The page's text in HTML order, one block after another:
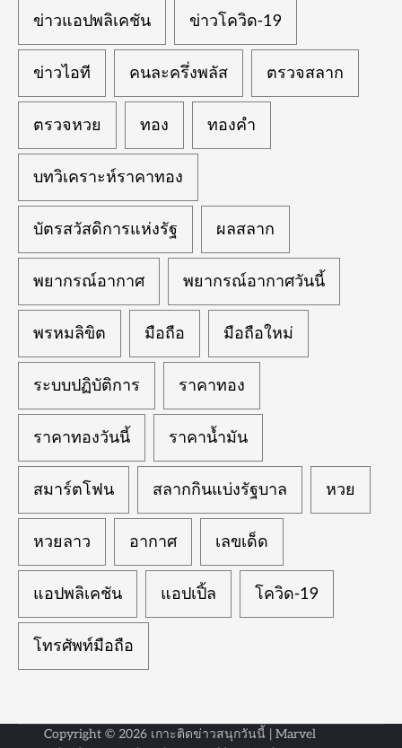
ข่าวแอปพลิเคชัน ข่าวโควิด-19
ข่าวไอที คนละครึ่งพลัส ตรวจสลาก
ตรวจหวย ทอง ทองคำ
บทวิเคราะห์ราคาทอง
บัตรสวัสดิการแห่งรัฐ ผลสลาก
พยากรณ์อากาศ พยากรณ์อากาศวันนี้
พรหมลิขิต มือถือ มือถือใหม่
ระบบปฏิบัติการ ราคาทอง
ราคาทองวันนี้ ราคาน้ำมัน
สมาร์ตโฟน สลากกินแบ่งรัฐบาล หวย
หวยลาว อากาศ เลขเด็ด
แอปพลิเคชัน แอปเปิ้ล โควิด-19
โทรศัพท์มือถือ
Copyright © 2026 เกาะติดข่าวสนุกวันนี้ | Marvel